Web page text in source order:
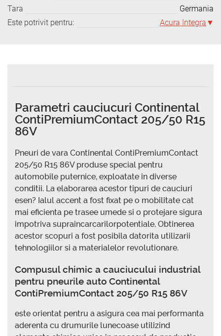
Tara
Germania
Este potrivit pentru:
Acura Integra
Parametri cauciucuri Continental
ContiPremiumContact 205/50 R15
86V
Pneuri de vara Continental ContiPremiumContact
205/50 R15 86V produse special pentru
automobile puternice, exploatate in diverse
conditii. La elaborarea acestor tipuri de cauciuri
esen? Ialul accent a fost fixat pe o mobilitate cat
mai eficienta pe trasee umede si o protejare sigura
impotriva supraincarcarilorpotentiale. Obtinerea
acestor scopuri a fost posibila datorita utilizarii
tehnologiilor si a materialelor revolutionare.
Compusul chimic a cauciucului industrial
pentru pneurile auto Continental
ContiPremiumContact 205/50 R15 86V
este orientat pentru a asigura cea mai performanta
aderenta cu drumurile lunecoase utilizind